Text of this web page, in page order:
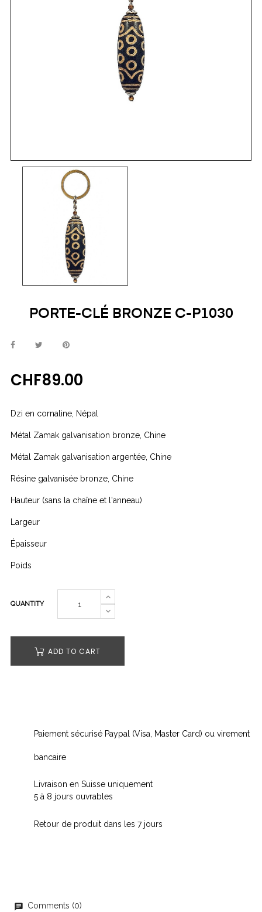
PORTE-CLÉ BRONZE C-P1030
CHF89.00
Dzi en cornaline, Népal
Métal Zamak galvanisation bronze, Chine
Métal Zamak galvanisation argentée, Chine
Résine galvanisée bronze, Chine
Hauteur (sans la chaîne et l'anneau)
Largeur
Épaisseur
Poids
QUANTITY
ADD TO CART
Paiement sécurisé Paypal (Visa, Master Card) ou virement
bancaire
Livraison en Suisse uniquement
5 à 8 jours ouvrables
Retour de produit dans les 7 jours
chat Comments (0)